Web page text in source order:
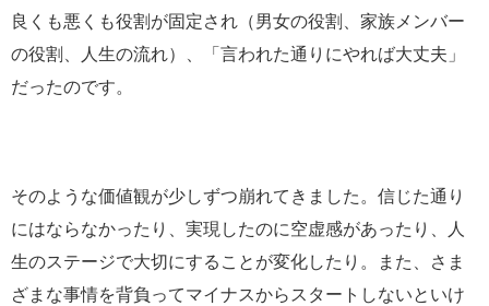
良くも悪くも役割が固定され（男女の役割、家族メンバー
の役割、人生の流れ）、「言われた通りにやれば大丈夫」
だったのです。
そのような価値観が少しずつ崩れてきました。信じた通り
にはならなかったり、実現したのに空虚感があったり、人
生のステージで大切にすることが変化したり。また、さま
ざまな事情を背負ってマイナスからスタートしないといけ